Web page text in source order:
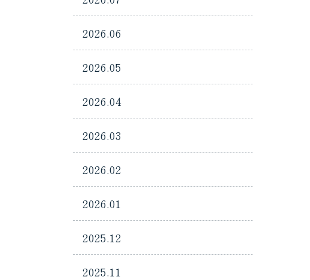
2026.06
2026.05
2026.04
2026.03
2026.02
2026.01
2025.12
2025.11